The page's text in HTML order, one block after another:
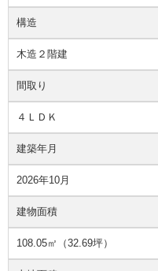
構造
木造２階建
間取り
４ＬＤＫ
建築年月
2026年10月
建物面積
108.05㎡（32.69坪）